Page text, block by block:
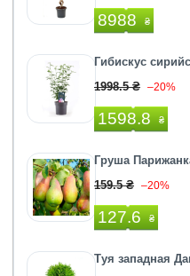
8988 ₴
Гибискус
1998.5 ₴ –20%
1598.8 ₴
Груша
159.5 ₴ –20%
127.6 ₴
Туя западная